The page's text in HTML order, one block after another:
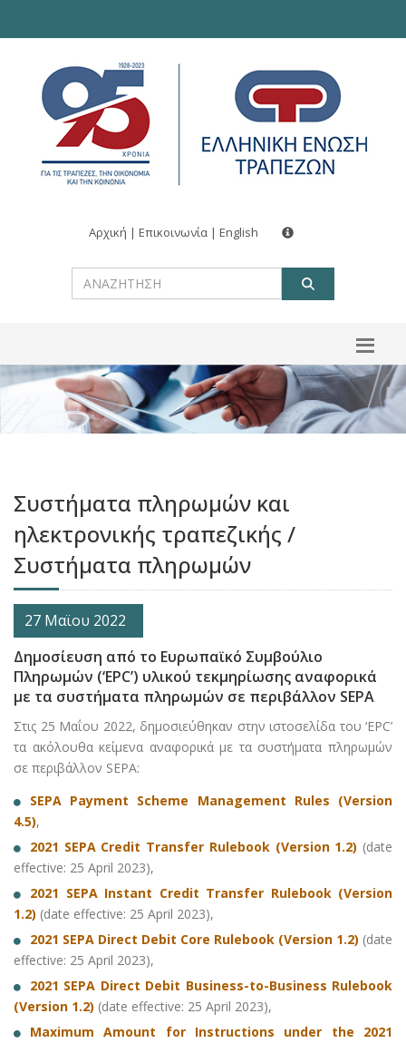
Αρχική | Επικοινωνία | English
Συστήματα πληρωμών και
ηλεκτρονικής τραπεζικής /
Συστήματα πληρωμών
27 Μαϊου 2022
Δημοσίευση από το Ευρωπαϊκό Συμβούλιο
Πληρωμών (‘EPC’) υλικού τεκμηρίωσης αναφορικά
με τα συστήματα πληρωμών σε περιβάλλον SEPA
Στις 25 Μαΐου 2022, δημοσιεύθηκαν στην ιστοσελίδα του ‘EPC’
τα ακόλουθα κείμενα αναφορικά με τα συστήματα πληρωμών
σε περιβάλλον SEPA:
SEPA Payment Scheme Management Rules (Version
4.5),
2021 SEPA Credit Transfer Rulebook (Version 1.2) (date
effective: 25 April 2023),
2021 SEPA Instant Credit Transfer Rulebook (Version
1.2) (date effective: 25 April 2023),
2021 SEPA Direct Debit Core Rulebook (Version 1.2) (date
effective: 25 April 2023),
2021 SEPA Direct Debit Business-to-Business Rulebook
(Version 1.2) (date effective: 25 April 2023),
Maximum Amount for Instructions under the 2021